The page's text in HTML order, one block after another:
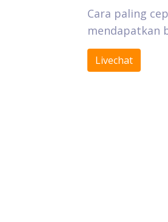
Cara paling
mendapatkan
Livechat